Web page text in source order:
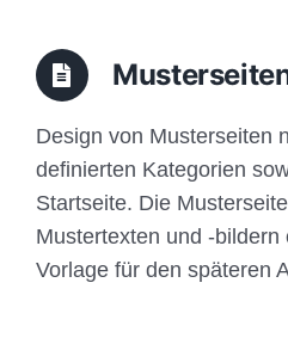
Design von Musterseiten
definierten Kategorien
Startseite. Die
Mustertexten und -
Vorlage für den späteren